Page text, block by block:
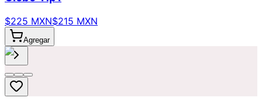
$225 MXN$215 MXN
Agregar